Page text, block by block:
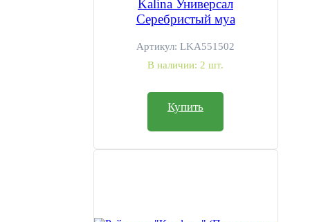
Kalina Универсал
Серебристый муа
Артикул: LKA551502
В наличии: 2 шт.
Купить